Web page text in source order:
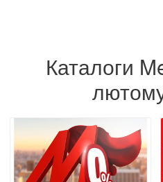
Каталоги